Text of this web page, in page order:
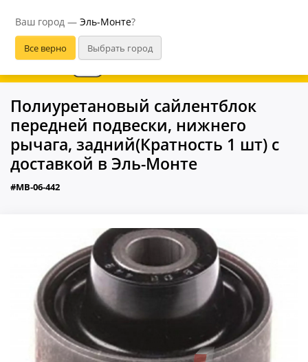
Ваш город — Эль-Монте?
В приложении удобнее
Полиуретановый сайлентблок
передней подвески, нижнего
рычага, задний(Кратность 1 шт) с
доставкой в Эль-Монте
#MB-06-442